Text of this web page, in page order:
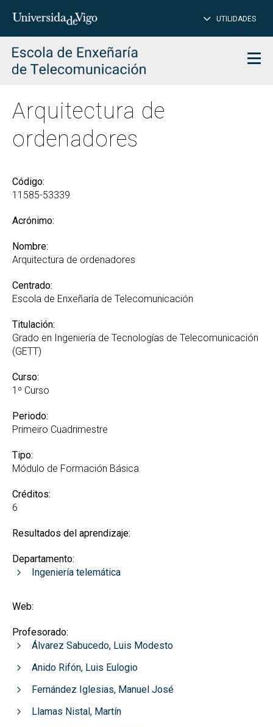
Insertar
para
buscar
UTILIDADES
Arquitectura de
ordenadores
Código:
11585-53339
Acrónimo:
Nombre:
Arquitectura de ordenadores
Centrado:
Escola de Enxeñaría de Telecomunicación
Titulación:
Grado en Ingeniería de Tecnologías de Telecomunicación
(GETT)
Curso:
1º Curso
Periodo:
Primeiro Cuadrimestre
Tipo:
Módulo de Formación Básica
Créditos:
6
Resultados del aprendizaje:
Departamento:
Ingeniería telemática
Web:
Profesorado:
Álvarez Sabucedo, Luis Modesto
Anido Rifón, Luis Eulogio
Fernández Iglesias, Manuel José
Llamas Nistal, Martín